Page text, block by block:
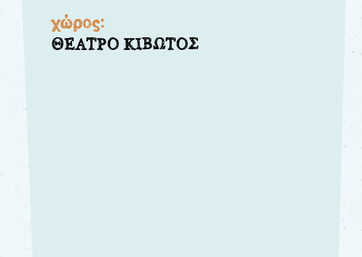
χώρος:
ΘΕΑΤΡΟ ΚΙΒΩΤΟΣ